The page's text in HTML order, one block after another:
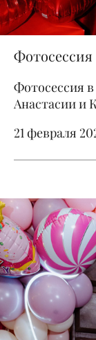
Фотосессия
Анастасии и
21 февраля